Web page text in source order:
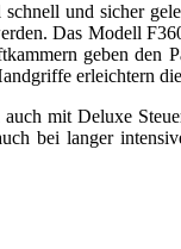
und sicher
Das Modell
geben den
erleichtern
mit Deluxe
bei langer